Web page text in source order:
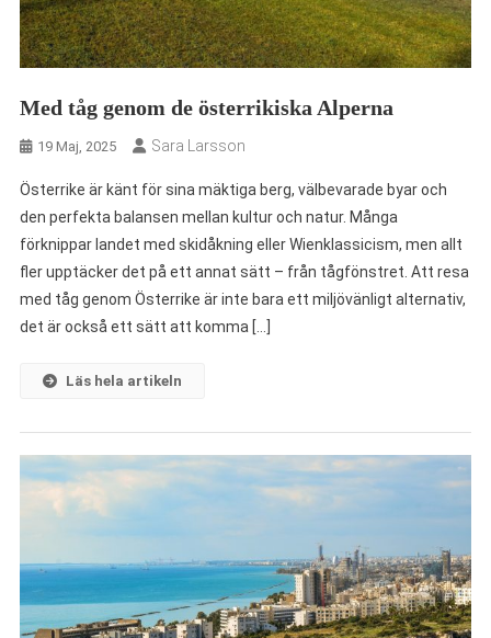
Med tåg genom de österrikiska Alperna
19 Maj, 2025 Sara Larsson
Österrike är känt för sina mäktiga berg, välbevarade byar och
den perfekta balansen mellan kultur och natur. Många
förknippar landet med skidåkning eller Wienklassicism, men allt
fler upptäcker det på ett annat sätt – från tågfönstret. Att resa
med tåg genom Österrike är inte bara ett miljövänligt alternativ,
det är också ett sätt att komma […]
Läs hela artikeln